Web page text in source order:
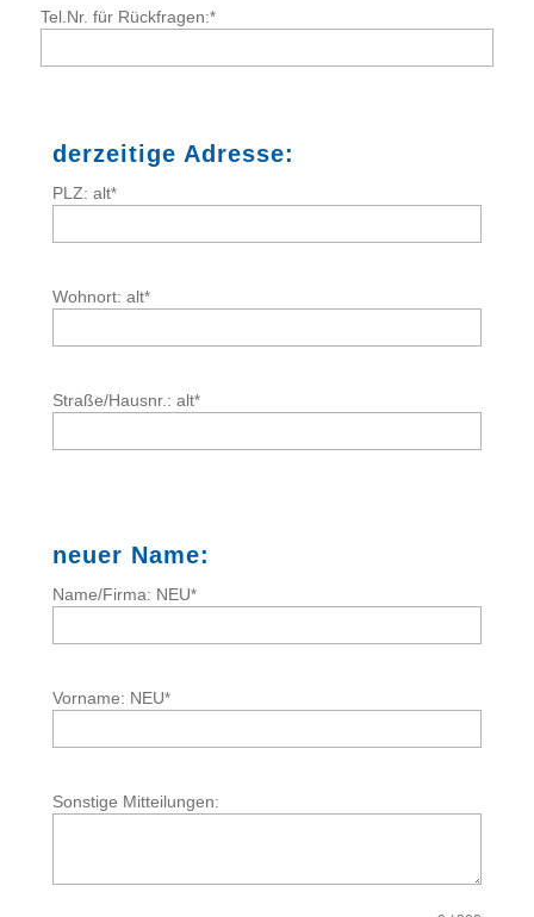
Tel.Nr. für Rückfragen:*
derzeitige Adresse:
PLZ: alt*
Wohnort: alt*
Straße/Hausnr.: alt*
neuer Name:
Name/Firma: NEU*
Vorname: NEU*
Sonstige Mitteilungen: